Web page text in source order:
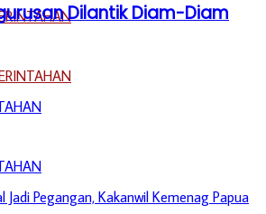
Dilantik Diam-Diam